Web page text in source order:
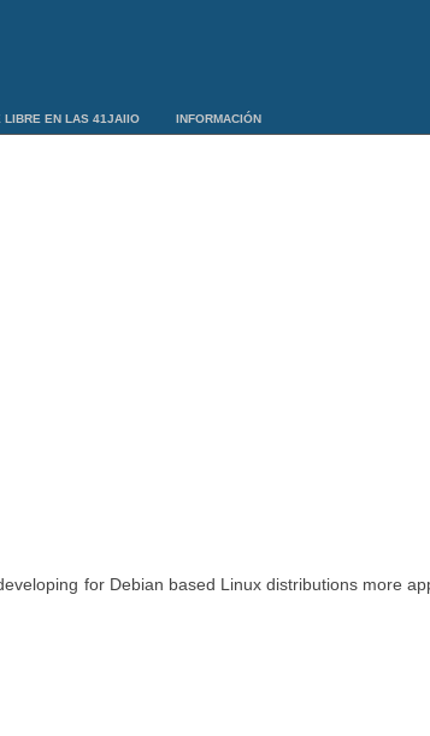
LIBRE EN LAS 41JAIIO INFORMACIÓN
for Debian based Linux distributions more